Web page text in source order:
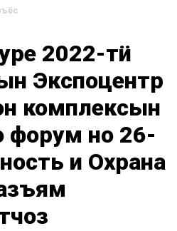
2022-тӥ
Экспоцентр
комплексын
форум но 26-
и Охрана